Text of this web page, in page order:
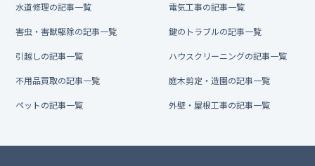
水道修理の記事一覧 電気工事の記事一覧
害虫・害獣駆除の記事一覧 鍵のトラブルの記事一覧
引越しの記事一覧 ハウスクリーニングの記事一覧
不用品買取の記事一覧 庭木剪定・造園の記事一覧
ペットの記事一覧 外壁・屋根工事の記事一覧